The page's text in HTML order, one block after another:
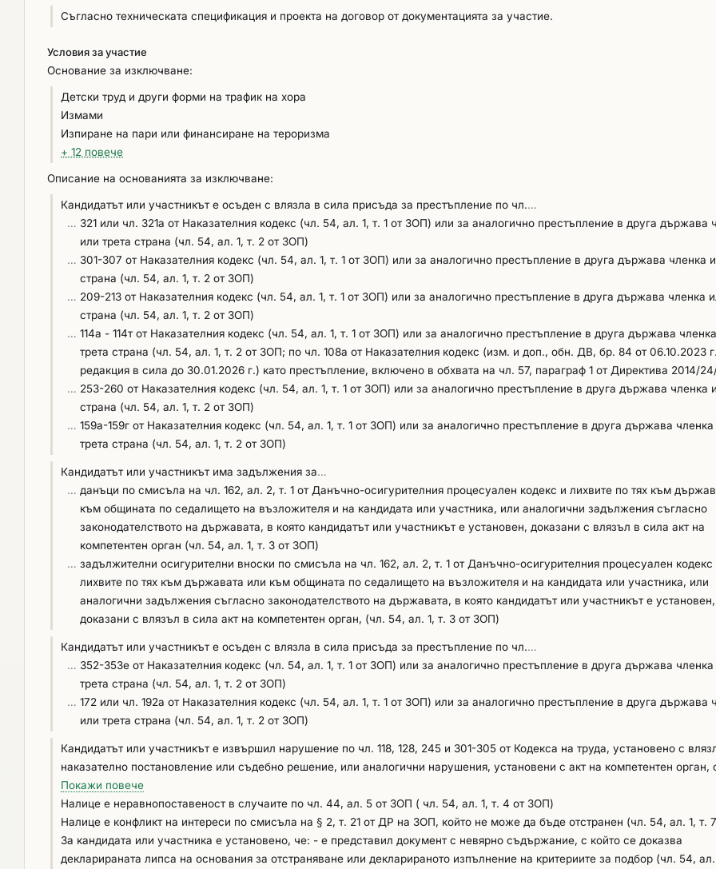
определен за изпълнител, преди сключването на договора. Документите се представят и за подизпълнителите, ако има
Съгласно техническата спецификация и проекта на договор от документацията за участие.
Условия за участие
Основание за изключване:
Детски труд и други форми на трафик на хора
Измами
Изпиране на пари или финансиране на тероризма
+ 12 повече
Описание на основанията за изключване:
Кандидатът или участникът е осъден с влязла в сила присъда за престъпление по чл.…
… 321 или чл. 321а от Наказателния кодекс (чл. 54, ал. 1, т. 1 от ЗОП) или за аналогично престъпление в друга държава
или трета страна (чл. 54, ал. 1, т. 2 от ЗОП)
… 301-307 от Наказателния кодекс (чл. 54, ал. 1, т. 1 от ЗОП) или за аналогично престъпление в друга държава членка
страна (чл. 54, ал. 1, т. 2 от ЗОП)
… 209-213 от Наказателния кодекс (чл. 54, ал. 1, т. 1 от ЗОП) или за аналогично престъпление в друга държава членка
страна (чл. 54, ал. 1, т. 2 от ЗОП)
… 114а - 114т от Наказателния кодекс (чл. 54, ал. 1, т. 1 от ЗОП) или за аналогично престъпление в друга държава
трета страна (чл. 54, ал. 1, т. 2 от ЗОП; по чл. 108а от Наказателния кодекс (изм. и доп., обн. ДВ, бр. 84 от 06.10.2023
редакция в сила до 30.01.2026 г.) като престъпление, включено в обхвата на чл. 57, параграф 1 от Директива 2014/
… 253-260 от Наказателния кодекс (чл. 54, ал. 1, т. 1 от ЗОП) или за аналогично престъпление в друга държава членка
страна (чл. 54, ал. 1, т. 2 от ЗОП)
… 159а-159г от Наказателния кодекс (чл. 54, ал. 1, т. 1 от ЗОП) или за аналогично престъпление в друга държава членка
трета страна (чл. 54, ал. 1, т. 2 от ЗОП)
Кандидатът или участникът има задължения за…
… данъци по смисъла на чл. 162, ал. 2, т. 1 от Данъчно-осигурителния процесуален кодекс и лихвите по тях към
към общината по седалището на възложителя и на кандидата или участника, или аналогични задължения съгласно
законодателството на държавата, в която кандидатът или участникът е установен, доказани с влязъл в сила акт на
компетентен орган (чл. 54, ал. 1, т. 3 от ЗОП)
… задължителни осигурителни вноски по смисъла на чл. 162, ал. 2, т. 1 от Данъчно-осигурителния процесуален кодекс
лихвите по тях към държавата или към общината по седалището на възложителя и на кандидата или участника, или
аналогични задължения съгласно законодателството на държавата, в която кандидатът или участникът е установен,
доказани с влязъл в сила акт на компетентен орган, (чл. 54, ал. 1, т. 3 от ЗОП)
Кандидатът или участникът е осъден с влязла в сила присъда за престъпление по чл.…
… 352-353е от Наказателния кодекс (чл. 54, ал. 1, т. 1 от ЗОП) или за аналогично престъпление в друга държава членка
трета страна (чл. 54, ал. 1, т. 2 от ЗОП)
… 172 или чл. 192а от Наказателния кодекс (чл. 54, ал. 1, т. 1 от ЗОП) или за аналогично престъпление в друга държава
или трета страна (чл. 54, ал. 1, т. 2 от ЗОП)
Кандидатът или участникът е извършил нарушение по чл. 118, 128, 245 и 301-305 от Кодекса на труда, установено с
наказателно постановление или съдебно решение, или аналогични нарушения, установени с акт на компетентен орган,
законодателството на държавата, в която кандидатът или участникът е установен (чл. 54, ал. 1, т. 6 от ЗОП)
Покажи повече
Налице e неравнопоставеност в случаите по чл. 44, ал. 5 от ЗОП ( чл. 54, ал. 1, т. 4 от ЗОП)
Налице е конфликт на интереси по смисъла на § 2, т. 21 от ДР на ЗОП, който не може да бъде отстранен (чл. 54, ал. 1, т.
За кандидата или участника е установено, че: - е представил документ с невярно съдържание, с който се доказва
декларираната липса на основания за отстраняване или декларираното изпълнение на критериите за подбор (чл. 54, ал.